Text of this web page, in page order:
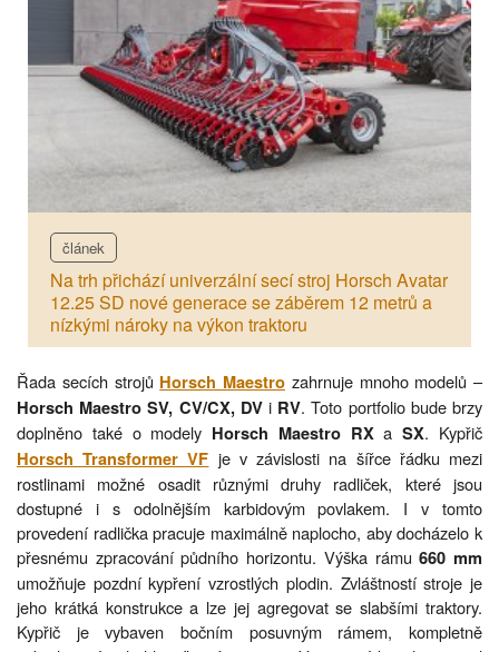
článek
Na trh přichází univerzální secí stroj Horsch Avatar
12.25 SD nové generace se záběrem 12 metrů a
nízkými nároky na výkon traktoru
Řada secích strojů Horsch Maestro zahrnuje mnoho modelů –
Horsch Maestro SV, CV/CX, DVi RV. Toto portfolio bude brzy
doplněno také o modely Horsch Maestro RXaSX. Kypřič
Horsch Transformer VF je v závislosti na šířce řádku mezi
rostlinami možné osadit různými druhy radliček, které jsou
dostupné i s odolnějším karbidovým povlakem. I v tomto
provedení radlička pracuje maximálně naplocho, aby docházelo k
přesnému zpracování půdního horizontu. Výška rámu660 mm
umožňuje pozdní kypření vzrostlých plodin. Zvláštností stroje je
jeho krátká konstrukce a lze jej agregovat se slabšími traktory.
Kypřič je vybaven bočním posuvným rámem, kompletně